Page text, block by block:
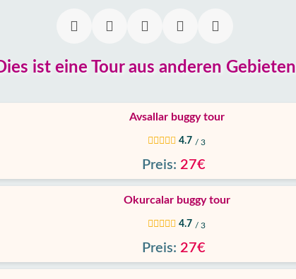
ist eine Tour aus anderen Gebieten
Avsallar buggy tour
4.7 / 3
Preis: 27€
Okurcalar buggy tour
4.7 / 3
Preis: 27€